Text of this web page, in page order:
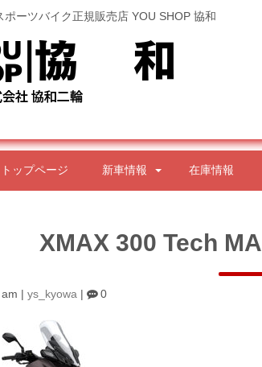
ポーツバイク正規販売店 YOU SHOP 協和
トップページ 新車情報 在庫情報
XMAX 300 Tech
ys_kyowa 0